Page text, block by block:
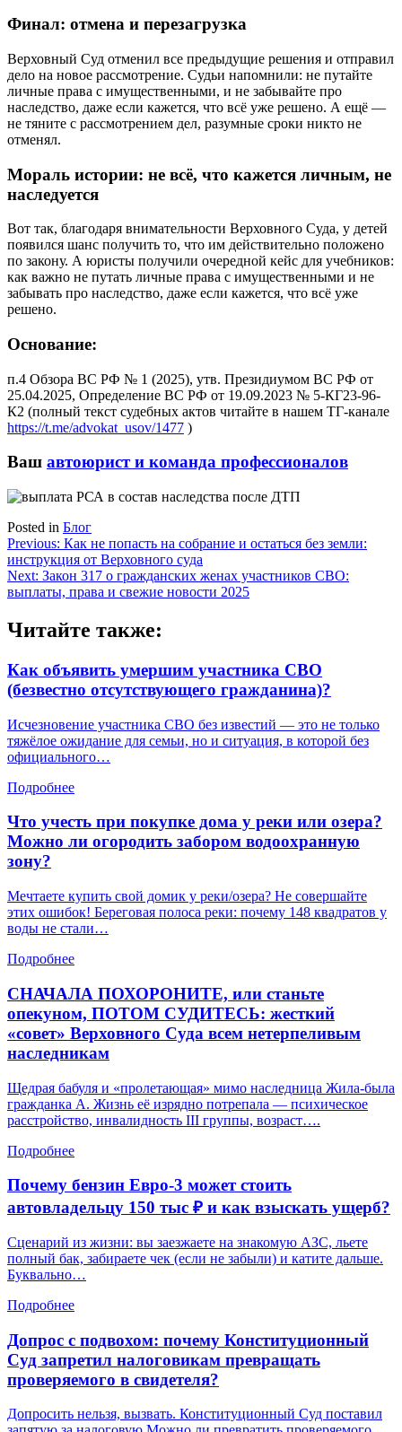
Финал: отмена и перезагрузка
Верховный Суд отменил все предыдущие решения и отправил
дело на новое рассмотрение. Судьи напомнили: не путайте
личные права с имущественными, и не забывайте про
наследство, даже если кажется, что всё уже решено. А ещё —
не тяните с рассмотрением дел, разумные сроки никто не
отменял.
Мораль истории: не всё, что кажется личным, не
наследуется
Вот так, благодаря внимательности Верховного Суда, у детей
появился шанс получить то, что им действительно положено
по закону. А юристы получили очередной кейс для учебников:
как важно не путать личные права с имущественными и не
забывать про наследство, даже если кажется, что всё уже
решено.
Основание:
п.4 Обзора ВС РФ № 1 (2025), утв. Президиумом ВС РФ от
25.04.2025, Определение ВС РФ от 19.09.2023 № 5-КГ23-96-
К2 (полный текст судебных актов читайте в нашем ТГ-канале
https://t.me/advokat_usov/1477 )
Ваш автоюрист и команда профессионалов
Posted in Блог
Навигация
по
записям
Previous: Как не попасть на собрание и остаться без земли:
инструкция от Верховного суда
Next: Закон 317 о гражданских женах участников СВО:
выплаты, права и свежие новости 2025
Читайте также:
Как объявить умершим участника СВО
(безвестно отсутствующего гражданина)?
Исчезновение участника СВО без известий — это не только
тяжёлое ожидание для семьи, но и ситуация, в которой без
официального…
Подробнее
Что учесть при покупке дома у реки или озера?
Можно ли огородить забором водоохранную
зону?
Мечтаете купить свой домик у реки/озера? Не совершайте
этих ошибок! Береговая полоса реки: почему 148 квадратов у
воды не стали…
Подробнее
СНАЧАЛА ПОХОРОНИТЕ, или станьте
опекуном, ПОТОМ СУДИТЕСЬ: жесткий
«совет» Верховного Суда всем нетерпеливым
наследникам
Щедрая бабуля и «пролетающая» мимо наследница Жила-была
гражданка А. Жизнь её изрядно потрепала — психическое
расстройство, инвалидность III группы, возраст….
Подробнее
Почему бензин Евро-3 может стоить
автовладельцу 150 тыс ₽ и как взыскать ущерб?
Сценарий из жизни: вы заезжаете на знакомую АЗС, льете
полный бак, забираете чек (если не забыли) и катите дальше.
Буквально…
Подробнее
Допрос с подвохом: почему Конституционный
Суд запретил налоговикам превращать
проверяемого в свидетеля?
Допросить нельзя, вызвать. Конституционный Суд поставил